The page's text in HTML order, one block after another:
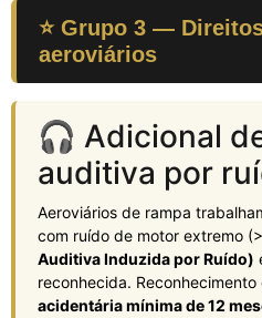
⭐ Grupo 3 —
aeroviários
🎧 Adicional
auditiva por
Aeroviários de rampa
com ruído de motor extremo
Auditiva Induzida por Ruído)
reconhecida. Reconhecimento
acidentária mínima de 12